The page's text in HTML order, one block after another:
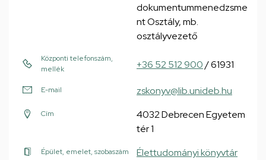
dokumentummenedzsme
nt Osztály, mb.
osztályvezető
Központi telefonszám,
mellék
+36 52 512 900/ 61931
E-mail zskonyv@lib.unideb.hu
Cím
4032 Debrecen Egyetem
tér 1
Épület, emelet, szobaszám
Élettudományi könyvtár